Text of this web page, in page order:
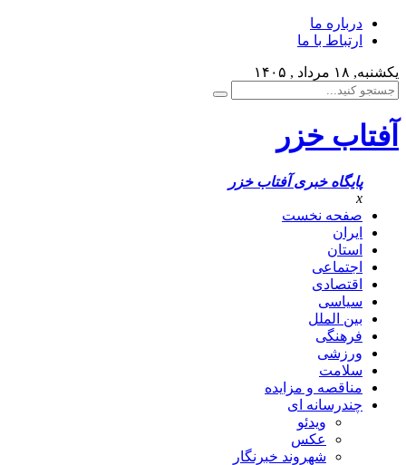
درباره ما
ارتباط با ما
یکشنبه, ۱۸ مرداد , ۱۴۰۵
آفتاب خزر
پایگاه خبری آفتاب خزر
x
صفحه نخست
ایران
استان
اجتماعی
اقتصادی
سیاسی
بین الملل
فرهنگی
ورزشی
سلامت
مناقصه و مزایده
چندرسانه ای
ویدئو
عکس
شهروند خبرنگار